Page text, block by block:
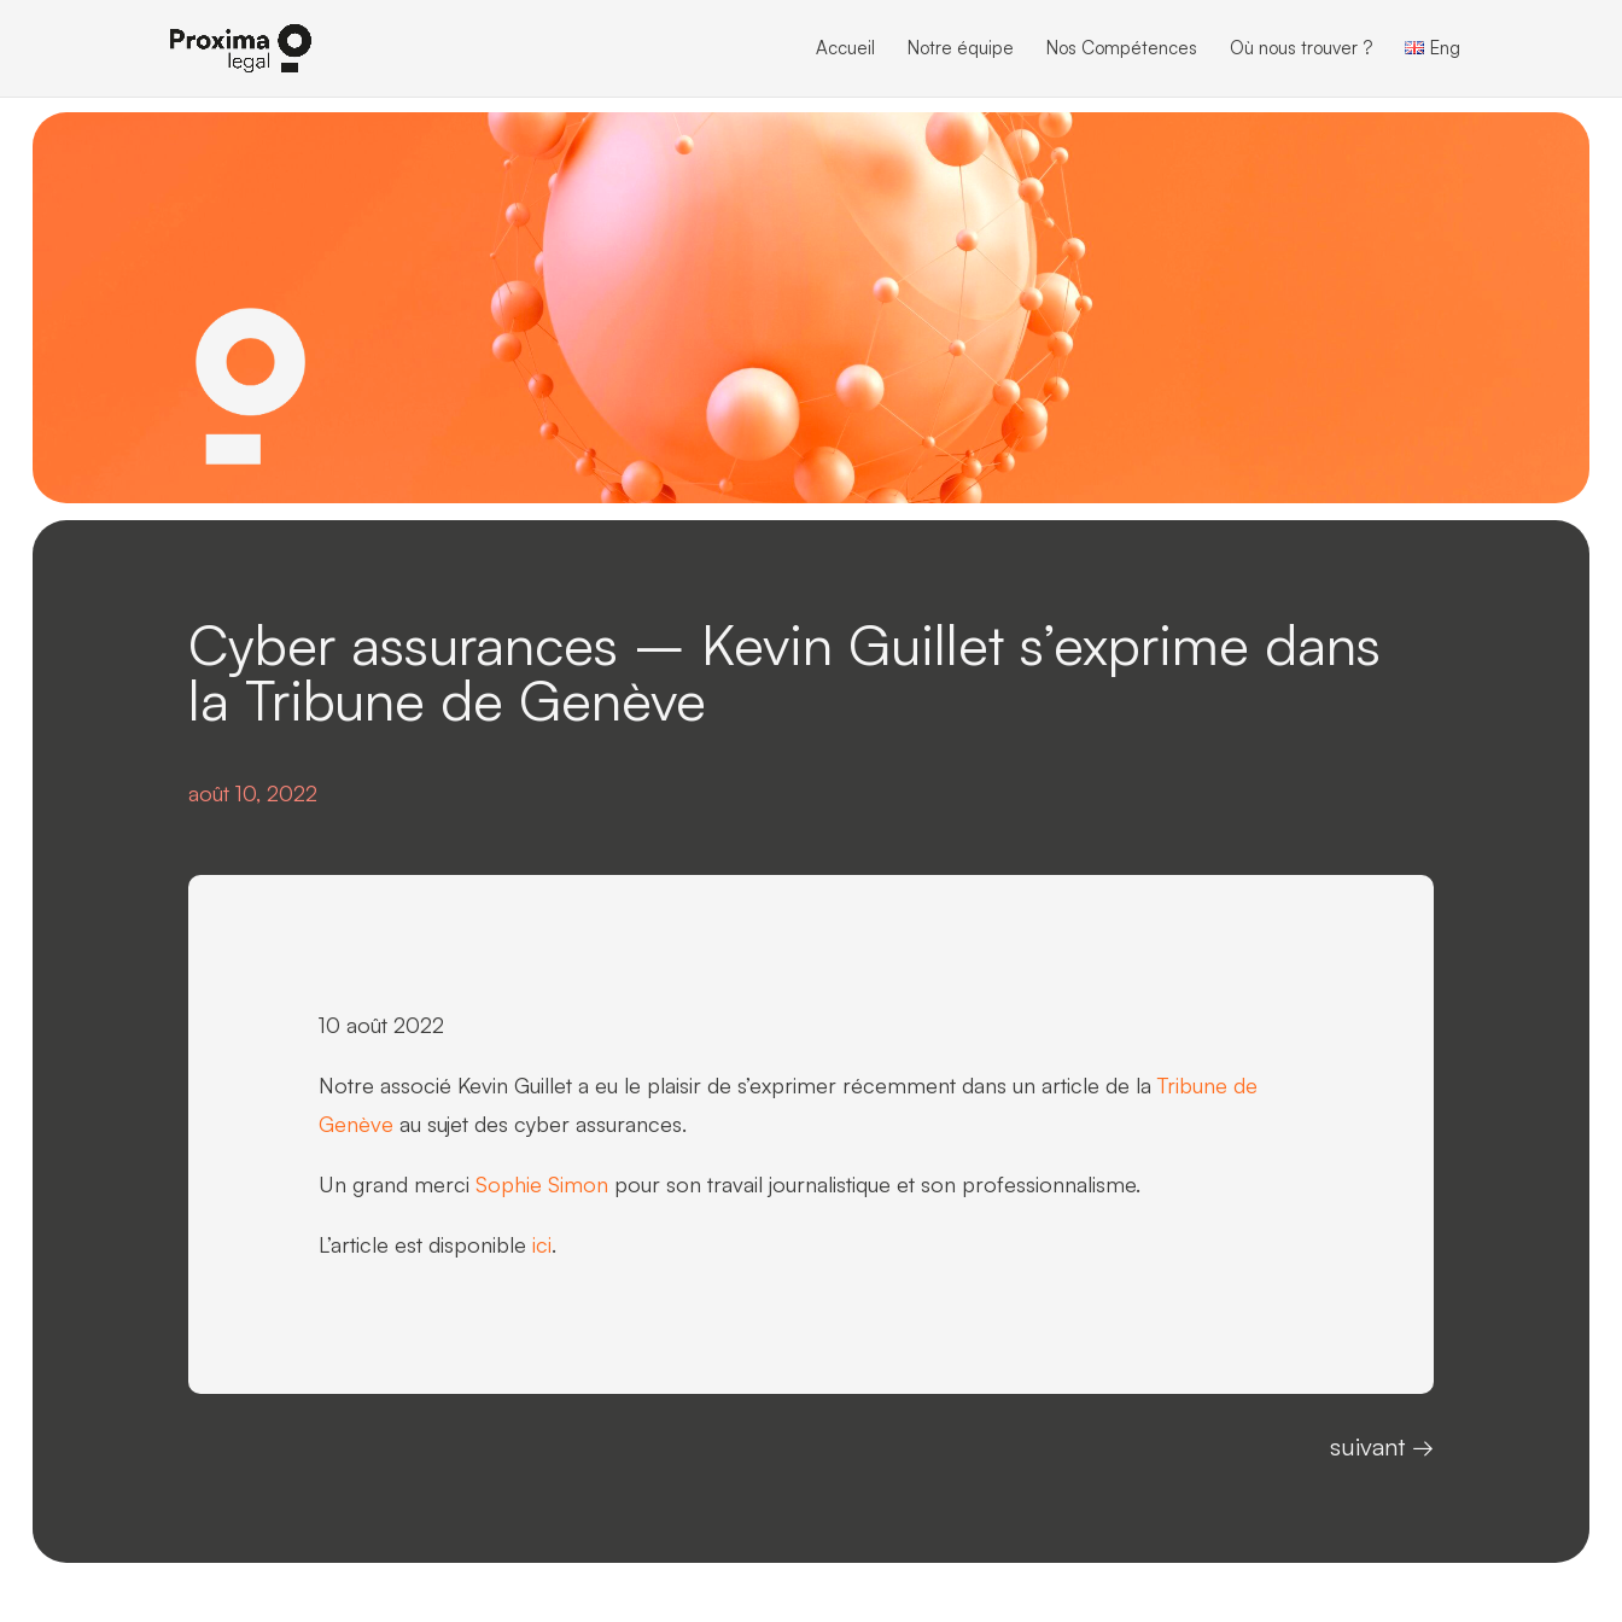
Accueil Notre équipe Nos Compétences Où nous trouver ? Eng
Cyber assurances – Kevin Guillet s’exprime dans
la Tribune de Genève
août 10, 2022
10 août 2022
Notre associé Kevin Guillet a eu le plaisir de s’exprimer récemment dans un article de laTribune de
Genève au sujet des cyber assurances.
Un grand merci Sophie Simon pour son travail journalistique et son professionnalisme.
L’article est disponible ici.
suivant →